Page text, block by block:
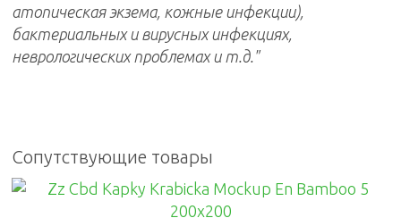
атопическая экзема, кожные инфекции),
бактериальных и вирусных инфекциях,
неврологических проблемах и т.д."
Сопутствующие товары